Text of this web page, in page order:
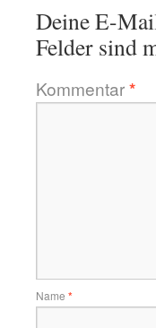
Deine E-
Felder sind
Kommentar*
Name *